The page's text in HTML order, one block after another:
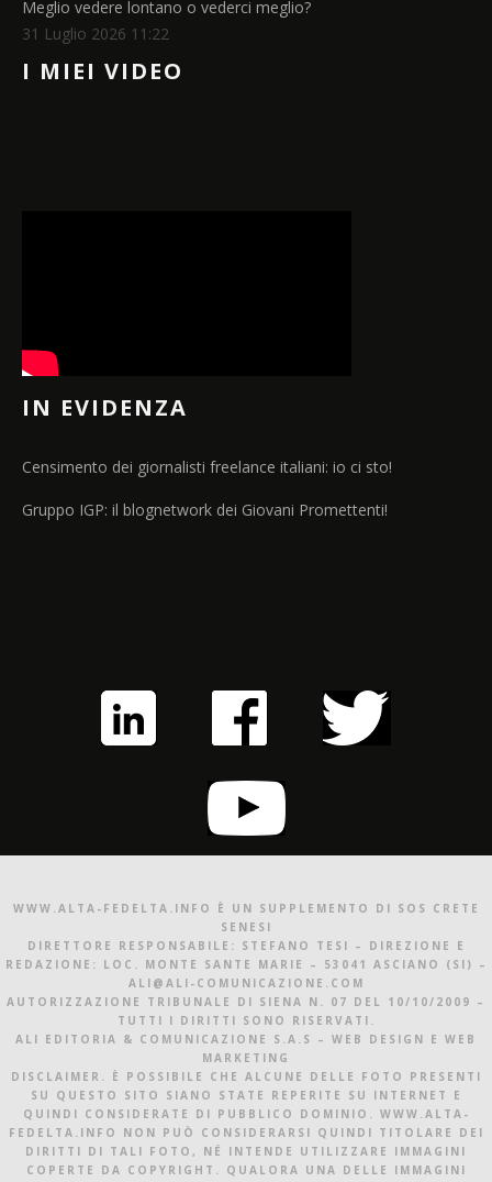
Meglio vedere lontano o vederci meglio?
31 Luglio 2026 11:22
I MIEI VIDEO
IN EVIDENZA
Censimento dei giornalisti freelance italiani: io ci sto!
Gruppo IGP: il blognetwork dei Giovani Promettenti!
WWW.ALTA-FEDELTA.INFO È UN SUPPLEMENTO DI SOS CRETE
SENESI
DIRETTORE RESPONSABILE: STEFANO TESI – DIREZIONE E
REDAZIONE: LOC. MONTE SANTE MARIE – 53041 ASCIANO (SI) –
ALI@ALI-COMUNICAZIONE.COM
AUTORIZZAZIONE TRIBUNALE DI SIENA N. 07 DEL 10/10/2009 –
TUTTI I DIRITTI SONO RISERVATI.
ALI EDITORIA & COMUNICAZIONE S.A.S – WEB DESIGN E WEB
MARKETING
DISCLAIMER. È POSSIBILE CHE ALCUNE DELLE FOTO PRESENTI
SU QUESTO SITO SIANO STATE REPERITE SU INTERNET E
QUINDI CONSIDERATE DI PUBBLICO DOMINIO. WWW.ALTA-
FEDELTA.INFO NON PUÒ CONSIDERARSI QUINDI TITOLARE DEI
DIRITTI DI TALI FOTO, NÉ INTENDE UTILIZZARE IMMAGINI
COPERTE DA COPYRIGHT. QUALORA UNA DELLE IMMAGINI